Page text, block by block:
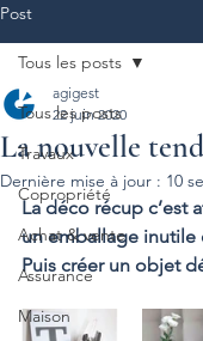
Post
Tous les posts
Travaux
Copropriété
Achat & vente
Assurance
Maison
Tous les posts
La nouvelle
agigest
22 juin 2020
Dernière mise à jour : 10
La déco récup c’est
un emballage inutile
Puis créer un objet